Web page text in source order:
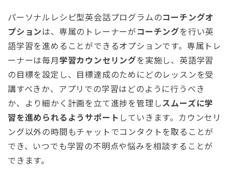
パーソナルレシピ型英会話プログラムのコーチングオ
プションは、専属のトレーナーが コーチング を行い英
語学習を進めることができるオプションです。専属トレ
ーナーは毎月 学習カウンセリング を実施し、英語学習
の目標を設定し、目標達成のためにどのレッスンを受
講すべきか、アプリでの学習はどのように行うべき
か、より細かく計画を立て進捗を管理しスムーズに学
習を進められるようサポート していきます。カウンセリ
ング以外の時間もチャットでコンタクトを取ることが
でき、いつでも学習の不明点や悩みを相談することが
できます。